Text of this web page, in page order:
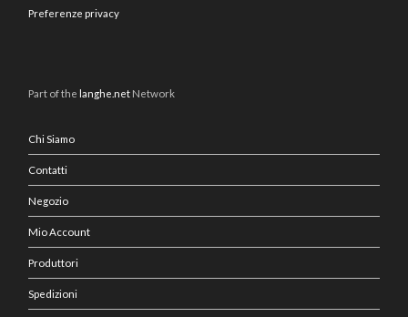
Preferenze privacy
Part of thelanghe.net Network
Chi Siamo
Contatti
Negozio
Mio Account
Produttori
Spedizioni